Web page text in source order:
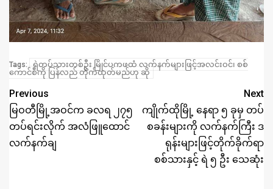
Tags:
ရဲတပ်သားတစ်ဦး မြိုင်ပကဖထံ လက်နက်များဖြင့်အလင်းဝင်၊ စစ်
ကောင်စီကို ပြန်လည် တိုက်ထုတ်မည်ဟု ဆို
Previous
မြဝတီမြို့အဝင်က ခလရ ၂၇၅
တပ်ရင်းလိုက် အလံဖြူထောင်
လက်နက်ချ
Next
ကျိုက်ထိုမြို့ နေရာ ၅ ခုမှ တပ်
စခန်းများကို လက်နက်ကြီး ဒ
ရုန်းများဖြင့်တိုက်ခိုက်ရာ
စစ်သားနှင့် ရဲ ၅ ဦး သေဆုံး